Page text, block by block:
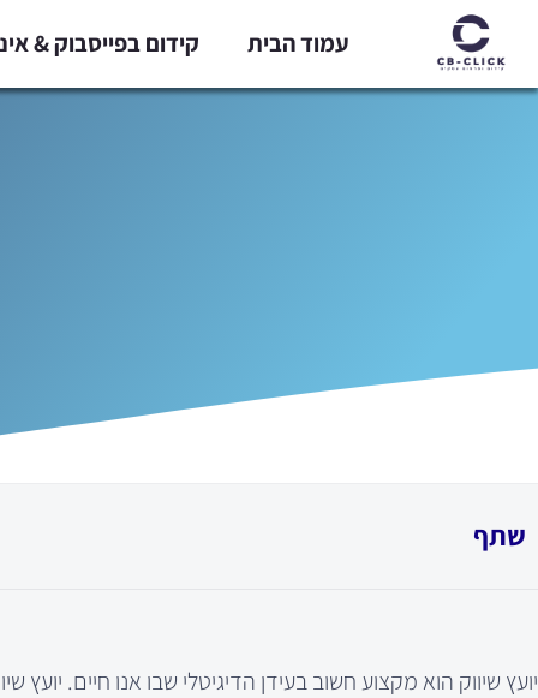
לתוכן
עמוד הבית קידום בפייסבוק &
שתף
יועץ שיווק הוא מקצוע חשוב בעידן הדיגיטלי שבו אנו חיים.